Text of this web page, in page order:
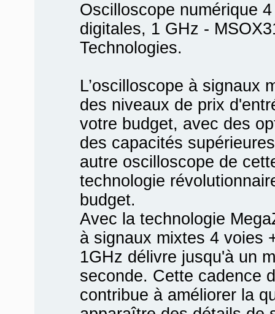
Oscilloscope numérique
digitales, 1 GHz -
Technologies.
L’oscilloscope à signaux
des niveaux de prix
votre budget, avec des
des capacités
autre oscilloscope de
technologie
budget.
Avec la technologie
à signaux mixtes 4 voies
1GHz délivre jusqu'à un
seconde. Cette cadence
contribue à améliorer la